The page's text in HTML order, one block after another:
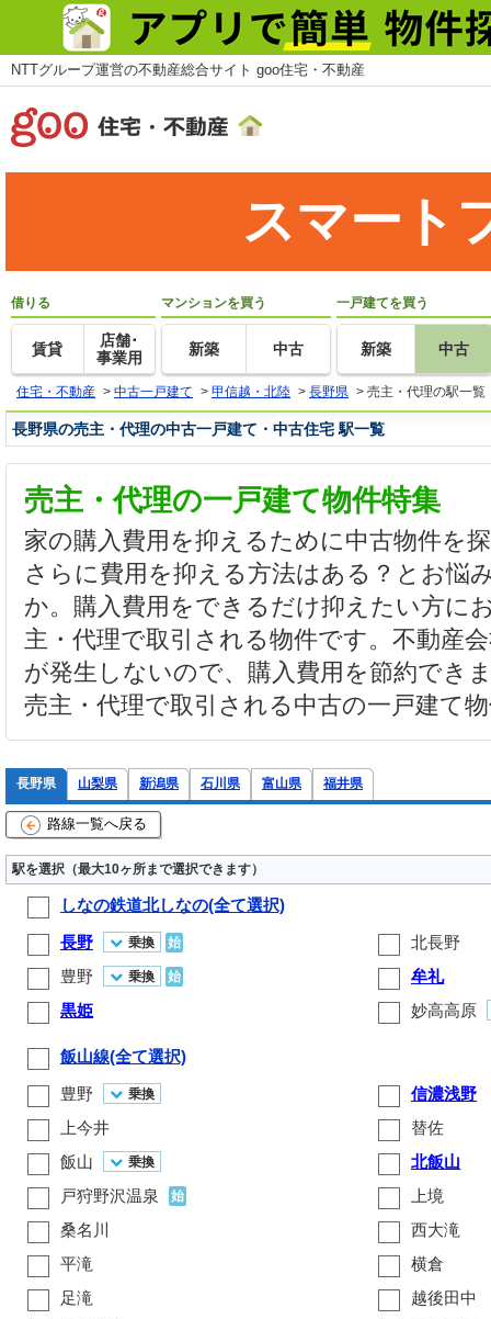
NTTグループ運営の不動産総合サイト goo住宅・不動産
スマート
借りる
賃貸
店舗･
事業用
マンションを買う
新築 中古
一戸建てを買う
新築 中古
住宅・不動産 > 中古一戸建て > 甲信越・北陸 > 長野県 > 売主・代理の駅一覧
長野県の売主・代理の中古一戸建て・中古住宅 駅一覧
売主・代理の一戸建て物件特集
家の購入費用を抑えるために中古物件を
さらに費用を抑える方法はある？とお悩
か。購入費用をできるだけ抑えたい方に
主・代理で取引される物件です。不動産
が発生しないので、購入費用を節約でき
売主・代理で取引される中古の一戸建て
長野県 山梨県 新潟県 石川県 富山県 福井県
路線一覧へ戻る
駅を選択（最大10ヶ所まで選択できます）
しなの鉄道北しなの(全て選択)
長野
乗換 始
北長野
豊野
乗換 始
牟礼
黒姫
妙高高原
飯山線(全て選択)
豊野
乗換
信濃浅野
上今井
替佐
飯山
乗換
北飯山
戸狩野沢温泉
始
上境
桑名川
西大滝
平滝
横倉
足滝
越後田中